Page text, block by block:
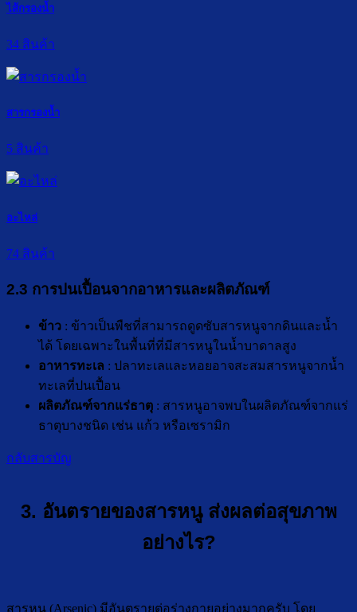
ไส้กรองน้ำ
34 สินค้า
สารกรองน้ำ
5 สินค้า
อะไหล่
74 สินค้า
2.3 การปนเปื้อนจากอาหารและผลิตภัณฑ์
ข้าว : ข้าวเป็นพืชที่สามารถดูดซับสารหนูจากดินและน้ำ
ได้ โดยเฉพาะในพื้นที่ที่มีสารหนูในน้ำบาดาลสูง
อาหารทะเล : ปลาทะเลและหอยอาจสะสมสารหนูจากน้ำ
ทะเลที่ปนเปื้อน
ผลิตภัณฑ์จากแร่ธาตุ : สารหนูอาจพบในผลิตภัณฑ์จากแร่
ธาตุบางชนิด เช่น แก้ว หรือเซรามิก
กลับสารบัญ
3. อันตรายของสารหนู ส่งผลต่อสุขภาพ
อย่างไร?
สารหนู (Arsenic) มีอันตรายต่อร่างกายอย่างมากครับ โดย